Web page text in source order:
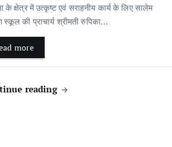
के क्षेत्र में उत्कृष्ट एवं सराहनीय कार्य के लिए सालेम
स्कूल की प्राचार्य श्रीमती रुपिका…
more
reading